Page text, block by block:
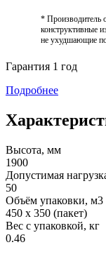
* Производитель
конструктивные
не ухудшающие
Гарантия 1 год
Подробнее
Высота, мм
1900
Допустимая
50
Объём упаковки, м3
450 х 350 (пакет)
Вес с упаковкой, кг
0.46